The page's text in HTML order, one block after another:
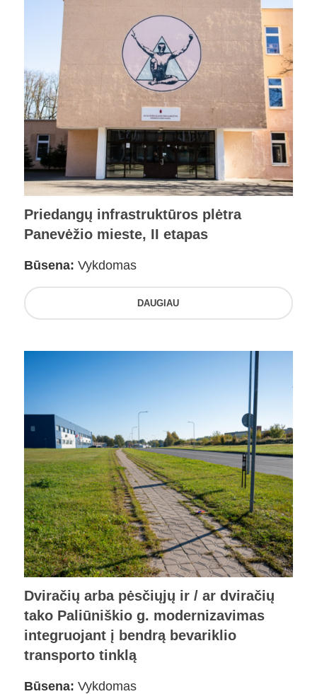
Priedangų infrastruktūros plėtra
Panevėžio mieste, II etapas
Būsena: Vykdomas
DAUGIAU
Dviračių arba pėsčiųjų ir / ar dviračių
tako Paliūniškio g. modernizavimas
integruojant į bendrą bevariklio
transporto tinklą
Būsena: Vykdomas